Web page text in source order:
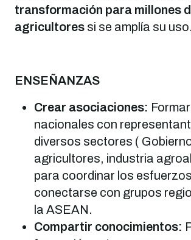
transformación para millones
agricultores si se amplía su uso.
ENSEÑANZAS
Crear asociaciones:
nacionales con
diversos sectores (
agricultores, industria
para coordinar los
conectarse con grupos
la ASEAN.
Compartir conocimientos: